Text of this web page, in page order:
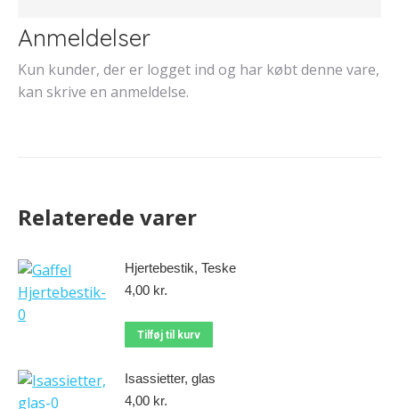
Anmeldelser
Kun kunder, der er logget ind og har købt denne vare,
kan skrive en anmeldelse.
Relaterede varer
Hjertebestik, Teske
4,00 kr.
Tilføj til kurv
Isassietter, glas
4,00 kr.